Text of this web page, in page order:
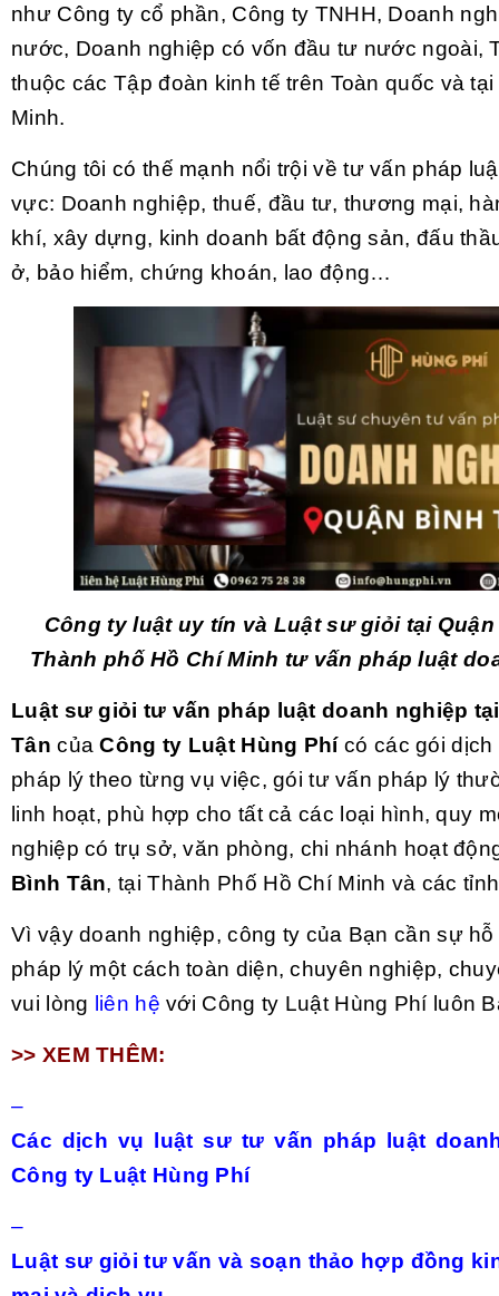
như Công ty cổ phần, Công ty TNHH, Doanh
nước, Doanh nghiệp có vốn đầu tư nước ngoài,
thuộc các Tập đoàn kinh tế trên Toàn quốc và
Minh.
Chúng tôi có thế mạnh nổi trội về tư vấn pháp
vực: Doanh nghiệp, thuế, đầu tư, thương mại,
khí, xây dựng, kinh doanh bất động sản, đấu
ở, bảo hiểm, chứng khoán, lao động…
Công ty luật uy tín và Luật sư giỏi tại
Thành phố Hồ Chí Minh tư vấn pháp luật
Luật sư giỏi tư vấn pháp luật doanh nghiệp
Tân củaCông ty Luật Hùng Phícó các gói dịch
pháp lý theo từng vụ việc, gói tư vấn pháp lý
linh hoạt, phù hợp cho tất cả các loại hình, quy
nghiệp có trụ sở, văn phòng, chi nhánh hoạt
Bình Tân, tại Thành Phố Hồ Chí Minh và các
Vì vậy doanh nghiệp, công ty của Bạn cần sự
pháp lý một cách toàn diện, chuyên nghiệp,
vui lòng liên hệ với Công ty Luật Hùng Phí luôn
>> XEM THÊM:
–
Các dịch vụ luật sư tư vấn pháp luật
Công ty Luật Hùng Phí
–
Luật sư giỏi tư vấn và soạn thảo hợp đồng